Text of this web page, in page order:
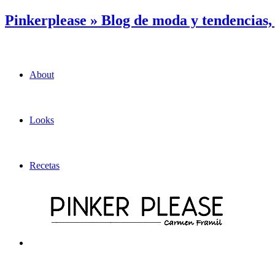
Pinkerplease » Blog de moda y
About
Looks
Recetas